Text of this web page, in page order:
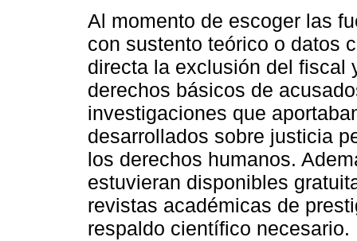
Al momento de escoger las
con sustento teórico o datos
directa la exclusión del fiscal
derechos básicos de
investigaciones que
desarrollados sobre justicia
los derechos humanos.
estuvieran disponibles
revistas académicas de
respaldo científico necesario.